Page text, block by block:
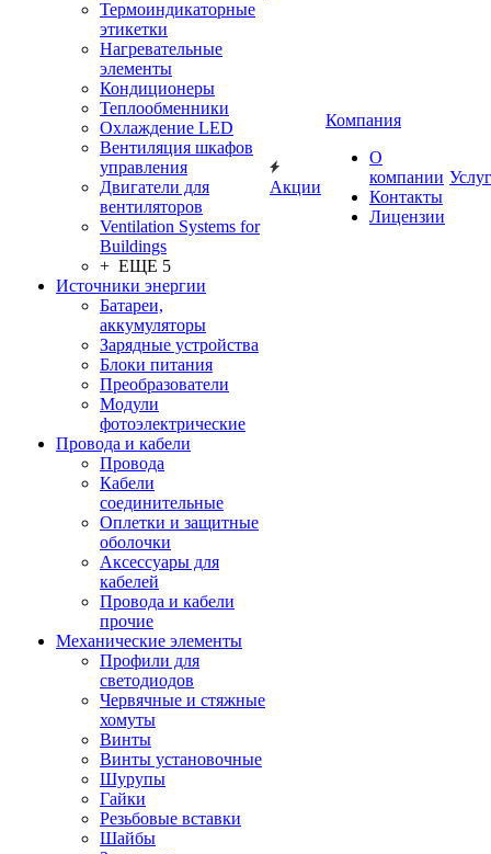
Термоиндикаторные
этикетки
Нагревательные
элементы
Кондиционеры
Теплообменники
Охлаждение LED
Вентиляция шкафов
управления
Двигатели для
вентиляторов
Ventilation Systems for
Buildings
+ ЕЩЕ 5
Источники энергии
Батареи,
аккумуляторы
Зарядные устройства
Блоки питания
Преобразователи
Модули
фотоэлектрические
Провода и кабели
Провода
Кабели
соединительные
Оплетки и защитные
оболочки
Аксессуары для
кабелей
Провода и кабели
прочие
Механические элементы
Профили для
светодиодов
Червячные и стяжные
хомуты
Винты
Винты установочные
Шурупы
Гайки
Резьбовые вставки
Шайбы
Акции
Компания
О
компании
Контакты
Лицензии